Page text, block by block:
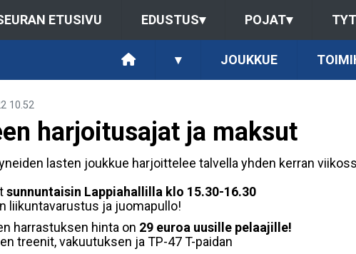
ETUSIVU EDUSTUS▾ POJAT▾
▾ JOUKKUE
10.52
harjoitusajat ja maksut
lasten joukkue harjoittelee talvella yhden kerran
sunnuntaisin Lappiahallilla klo 15.30-16.30
liikuntavarustus ja juomapullo!
harrastuksen hinta on 29 euroa uusille pelaajille!
treenit, vakuutuksen ja TP-47 T-paidan